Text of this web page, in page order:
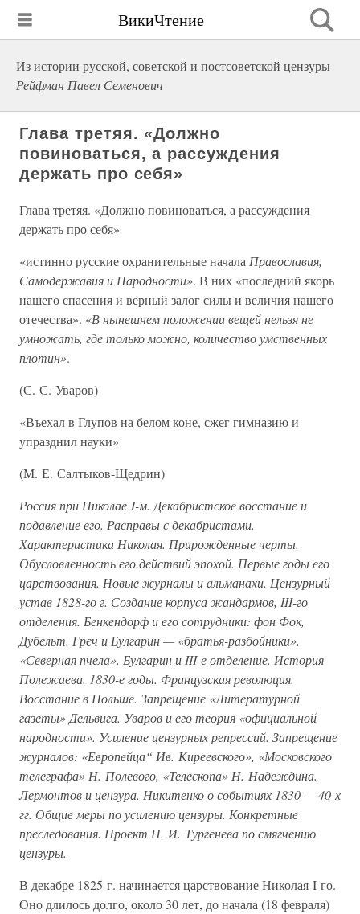
ВикиЧтение
Из истории русской, советской и постсоветской цензуры
Рейфман Павел Семенович
Глава третяя. «Должно
повиноваться, а рассуждения
держать про себя»
Глава третяя. «Должно повиноваться, а рассуждения
держать про себя»
«истинно русские охранительные начала Православия,
Самодержавия и Народности». В них «последний якорь
нашего спасения и верный залог силы и величия нашего
отечества». «В нынешнем положении вещей нельзя не
умножать, где только можно, количество умственных
плотин».
(С. С. Уваров)
«Въехал в Глупов на белом коне, сжег гимназию и
упразднил науки»
(М. Е. Салтыков-Щедрин)
Россия при Николае I-м. Декабристское восстание и
подавление его. Расправы с декабристами.
Характеристика Николая. Прирожденные черты.
Обусловленность его действий эпохой. Первые годы его
царствования. Новые журналы и альманахи. Цензурный
устав 1828-го г. Создание корпуса жандармов, III-го
отделения. Бенкендорф и его сотрудники: фон Фок,
Дубельт. Греч и Булгарин — «братья-разбойники».
«Северная пчела». Булгарин и III-е отделение. История
Полежаева. 1830-е годы. Французская революция.
Восстание в Польше. Запрещение «Литературной
газеты» Дельвига. Уваров и его теория «официальной
народности». Усиление цензурных репрессий. Запрещение
журналов: «Европейца“ Ив. Киреевского», «Московского
телеграфа» Н. Полевого, «Телескопа» Н. Надеждина.
Лермонтов и цензура. Никитенко о событиях 1830 — 40-х
гг. Общие меры по усилению цензуры. Конкретные
преследования. Проект Н. И. Тургенева по смягчению
цензуры.
В декабре 1825 г. начинается царствование Николая I-го.
Оно длилось долго, около 30 лет, до начала (18 февраля)